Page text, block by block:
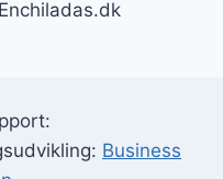
Business